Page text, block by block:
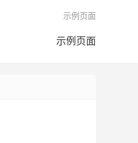
示例页面
示例页面